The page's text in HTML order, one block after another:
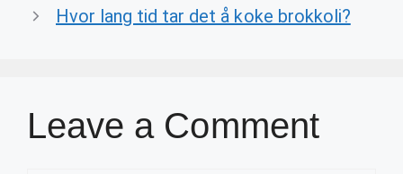
Hvor lang tid tar det å koke brokkoli?
Leave a Comment